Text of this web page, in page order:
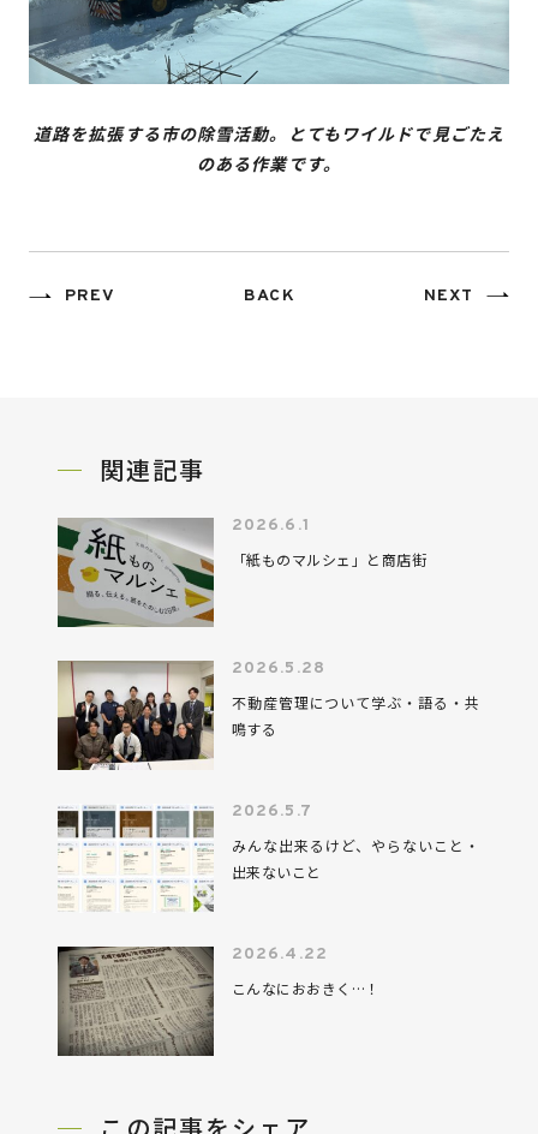
道路を拡張する市の除雪活動。とてもワイルドで見ごたえ
のある作業です。
関連記事
2026.6.1
「紙ものマルシェ」と商店街
2026.5.28
不動産管理について学ぶ・語る・共
鳴する
2026.5.7
みんな出来るけど、やらないこと・
出来ないこと
2026.4.22
こんなにおおきく…！
PREV BACK NEXT